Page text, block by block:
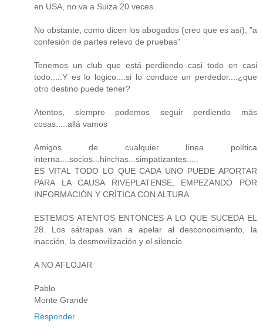
en USA, no va a Suiza 20 veces.
No obstante, como dicen los abogados (creo que es así), "a
confesión de partes relevo de pruebas"
Tenemos un club que está perdiendo casi todo en casi
todo.....Y es lo logico....si lo conduce un perdedor....¿que
otro destino puede tener?
Atentos, siempre podemos seguir perdiendo más
cosas.....allá vamos
Amigos de cualquier línea política
interna....socios...hinchas...simpatizantes.....
ES VITAL TODO LO QUE CADA UNO PUEDE APORTAR
PARA LA CAUSA RIVEPLATENSE, EMPEZANDO POR
INFORMACIÓN Y CRÍTICA CON ALTURA.
ESTEMOS ATENTOS ENTONCES A LO QUE SUCEDA EL
28. Los sátrapas van a apelar al desconocimiento, la
inacción, la desmovilización y el silencio.
A NO AFLOJAR
Pablo
Monte Grande
Responder